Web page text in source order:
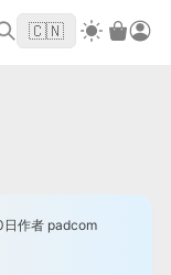
首单立
🇨🇳
作者 padcom